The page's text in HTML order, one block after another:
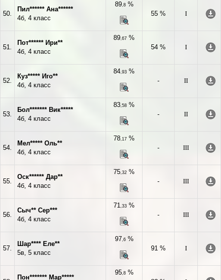
50.
Пил****** Ана******
4б, 4 класс
89,8%
55 %
I
51.
Пот****** Ири**
4б, 4 класс
89,67 %
54 %
I
52.
Куз***** Иго**
4б, 4 класс
84,93 %
-
II
53.
Бол******* Вик*****
4б, 4 класс
83,58 %
-
II
54.
Мел***** Оль**
4б, 4 класс
78,17 %
-
III
55.
Оск****** Дар**
4б, 4 класс
75,32 %
-
III
56.
Сыч** Сер***
4б, 4 класс
71,33 %
-
III
57.
Шар**** Еле**
5в, 5 класс
97,6%
91 %
I
Пон******* Мар*****
95,8%